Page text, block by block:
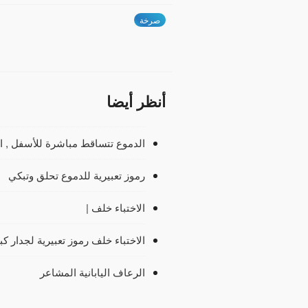
صرخة
أنظر أيضا
الدموع تتساقط مباشرة للأسفل ,
رموز تعبيرية للدموع تحلق وتبكي
الاختباء خلف |
الاختباء خلف رموز تعبيرية لجدار
الرعاف اليابانية المشاعر